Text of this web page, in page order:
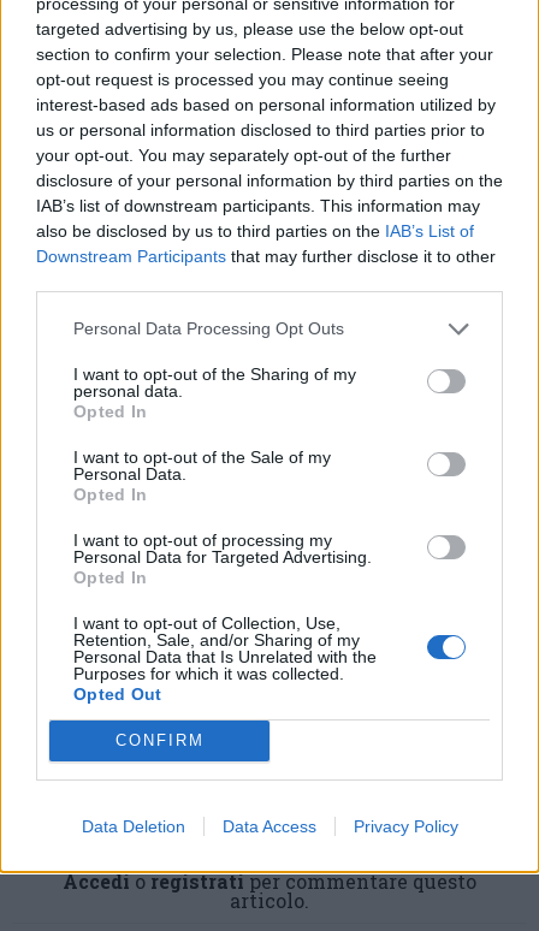
targeted advertising by us, please use the below opt-out
section to confirm your selection. Please note that after your
opt-out request is processed you may continue seeing
interest-based ads based on personal information utilized by
us or personal information disclosed to third parties prior to
your opt-out. You may separately opt-out of the further
disclosure of your personal information by third parties on the
IAB’s list of downstream participants. This information may
also be disclosed by us to third parties on the IAB’s List of
Downstream Participants that may further disclose it to other
Personal Data Processing Opt Outs
I want to opt-out of the Sharing of my
personal data.
Opted In
I want to opt-out of the Sale of my
Personal Data.
Opted In
I want to opt-out of processing my
Personal Data for Targeted Advertising.
Opted In
I want to opt-out of Collection, Use,
Retention, Sale, and/or Sharing of my
Personal Data that Is Unrelated with the
Purposes for which it was collected.
Opted Out
CONFIRM
Data Deletion Data Access Privacy Policy
Via Confalonieri, 5
Castronno
Tutti gli eventi
diagosto
PIÙ INFORMAZIONI SU
palio
palio 2023
palio di legnano 2023
parrocchia san domenico
don marco lodovici
LEGGI GLI ALTRI ARTICOLI DI
CONTRADA LA FLORA
Selezioniamo per te
Il meglio di
Iscriviti alla
newsletter
Accedioregistratiper commentare questo
articolo.